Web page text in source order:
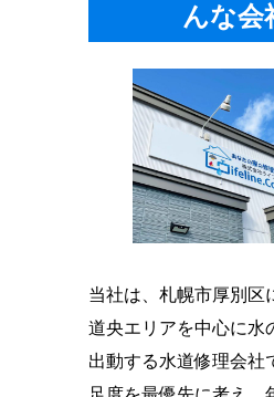
んな会
当社は、札幌市厚別区
道央エリアを中心に水
出動する水道修理会社